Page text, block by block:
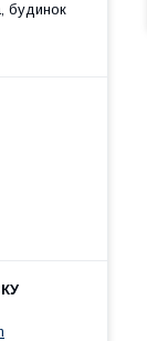
будинок